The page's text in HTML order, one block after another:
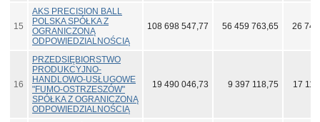
15
AKS PRECISION BALL
POLSKA SPÓŁKA Z
OGRANICZONĄ
ODPOWIEDZIALNOŚCIĄ
108 698 547,77 56 459 763,65 26
16
PRZEDSIĘBIORSTWO
PRODUKCYJNO-
HANDLOWO-USŁUGOWE
"FUMO-OSTRZESZÓW"
SPÓŁKA Z OGRANICZONĄ
ODPOWIEDZIALNOŚCIĄ
19 490 046,73 9 397 118,75 17